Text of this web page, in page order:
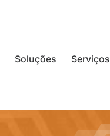
Soluções Serviços